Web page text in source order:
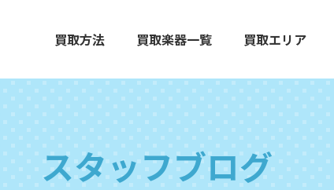
買取方法 買取楽器一覧 買取エリア
スタッフブログ